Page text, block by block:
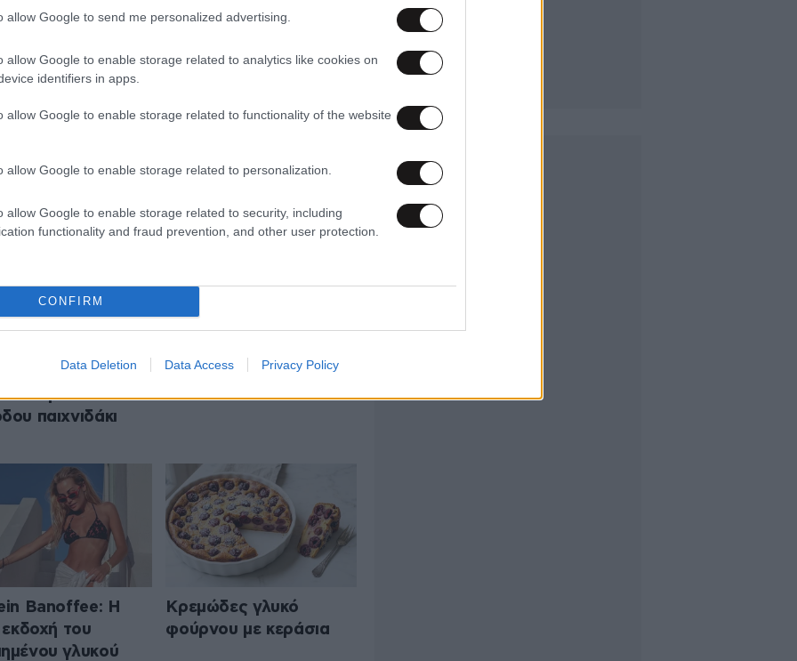
allow Google to send me personalized advertising.
allow Google to enable storage related to analytics like cookies on
identifiers in apps.
allow Google to enable storage related to functionality of the website
allow Google to enable storage related to personalization.
allow Google to enable storage related to security, including
functionality and fraud prevention, and other user protection.
CONFIRM
Data Deletion Data Access Privacy Policy
του
παιχνιδάκι
με ρύζι και μυρωδικά
Banoffee: Η
του
γλυκού
Κρεμώδες γλυκό
φούρνου με κεράσια